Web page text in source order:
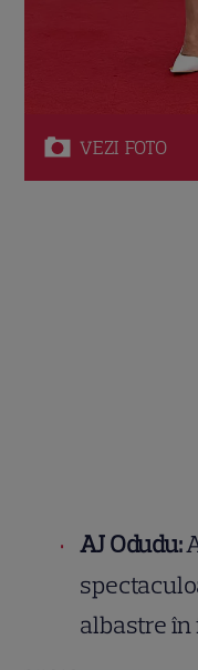
VEZI FOTO
AJ Odudu:
albastre în